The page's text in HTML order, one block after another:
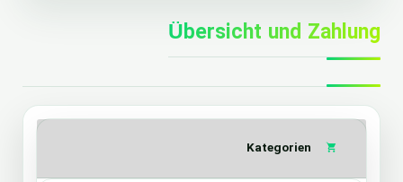
Übersicht und Zahlung